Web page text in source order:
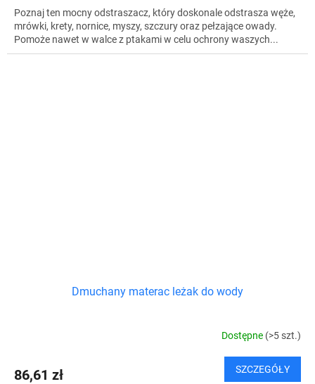
Poznaj ten mocny odstraszacz, który doskonale odstrasza węże,
mrówki, krety, nornice, myszy, szczury oraz pełzające owady.
Pomoże nawet w walce z ptakami w celu ochrony waszych...
Dmuchany materac leżak do wody
Dostępne (>5 szt.)
86,61 zł SZCZEGÓŁY